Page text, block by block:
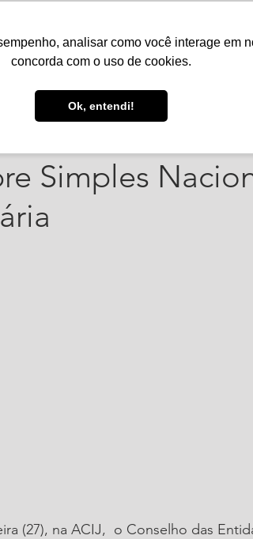
analisar como você interage em
concorda com o uso de cookies.
Ok, entendi!
Notícias Agenda
Simples
1 min de leitura
(27), na ACIJ,  o Conselho das